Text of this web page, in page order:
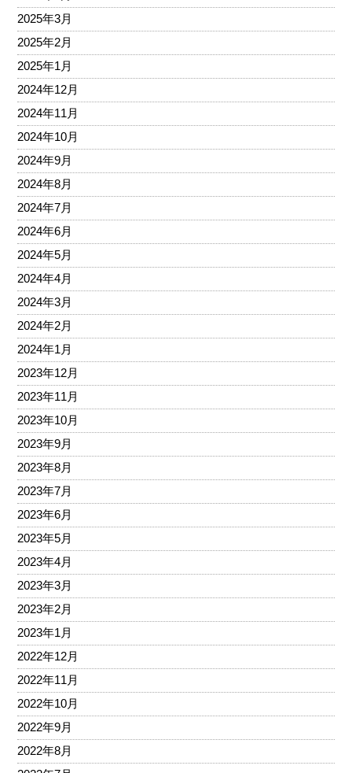
2025年3月
2025年2月
2025年1月
2024年12月
2024年11月
2024年10月
2024年9月
2024年8月
2024年7月
2024年6月
2024年5月
2024年4月
2024年3月
2024年2月
2024年1月
2023年12月
2023年11月
2023年10月
2023年9月
2023年8月
2023年7月
2023年6月
2023年5月
2023年4月
2023年3月
2023年2月
2023年1月
2022年12月
2022年11月
2022年10月
2022年9月
2022年8月